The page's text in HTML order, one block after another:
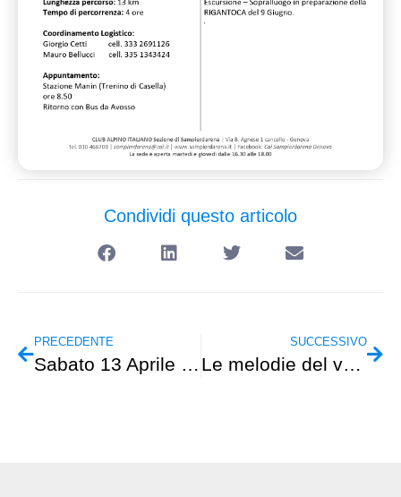
Condividi questo articolo
PRECEDENTE
Sabato 13 Aprile – GAMS – Bric Aguzzo – Cresta Est
SUCCESSIVO
Le melodie del vento